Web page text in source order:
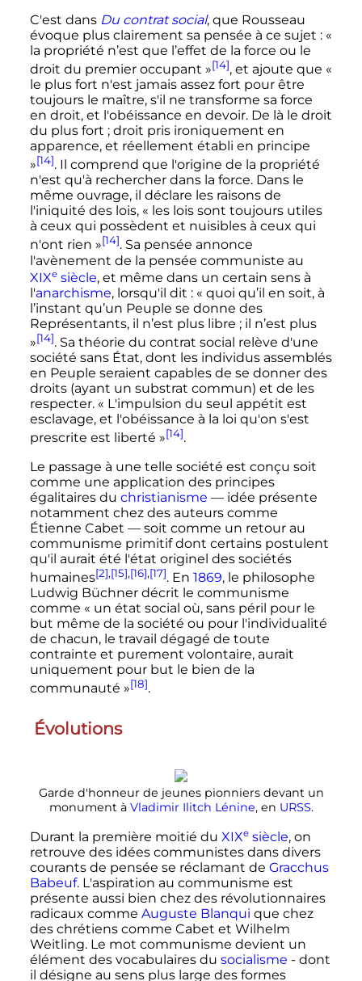
C'est dans Du contrat social, que Rousseau
évoque plus clairement sa pensée à ce sujet : «
la propriété n’est que l’effet de la force ou le
droit du premier occupant »[14], et ajoute que «
le plus fort n'est jamais assez fort pour être
toujours le maître, s'il ne transforme sa force
en droit, et l'obéissance en devoir. De là le droit
du plus fort ; droit pris ironiquement en
apparence, et réellement établi en principe
»[14]. Il comprend que l'origine de la propriété
n'est qu'à rechercher dans la force. Dans le
même ouvrage, il déclare les raisons de
l'iniquité des lois, « les lois sont toujours utiles
à ceux qui possèdent et nuisibles à ceux qui
n'ont rien »[14]. Sa pensée annonce
l'avènement de la pensée communiste au
XIXesiècle, et même dans un certain sens à
l'anarchisme, lorsqu'il dit : « quoi qu’il en soit, à
l’instant qu’un Peuple se donne des
Représentants, il n’est plus libre ; il n’est plus
»[14]. Sa théorie du contrat social relève d'une
société sans État, dont les individus assemblés
en Peuple seraient capables de se donner des
droits (ayant un substrat commun) et de les
respecter. « L'impulsion du seul appétit est
esclavage, et l'obéissance à la loi qu'on s'est
prescrite est liberté »[14].
Le passage à une telle société est conçu soit
comme une application des principes
égalitaires du christianisme — idée présente
notamment chez des auteurs comme
Étienne Cabet —soit comme un retour au
communisme primitif dont certains postulent
qu'il aurait été l'état originel des sociétés
humaines[2],[15],[16],[17]. En 1869, le philosophe
Ludwig Büchner décrit le communisme
comme « un état social où, sans péril pour le
but même de la société ou pour l'individualité
de chacun, le travail dégagé de toute
contrainte et purement volontaire, aurait
uniquement pour but le bien de la
communauté »[18].
Évolutions
Garde d'honneur de jeunes pionniers devant un
monument à Vladimir Ilitch Lénine, en URSS.
Durant la première moitié du XIXesiècle, on
retrouve des idées communistes dans divers
courants de pensée se réclamant de Gracchus
Babeuf. L'aspiration au communisme est
présente aussi bien chez des révolutionnaires
radicaux comme Auguste Blanqui que chez
des chrétiens comme Cabet et Wilhelm
Weitling. Le mot communisme devient un
élément des vocabulaires du socialisme - dont
il désigne au sens plus large des formes